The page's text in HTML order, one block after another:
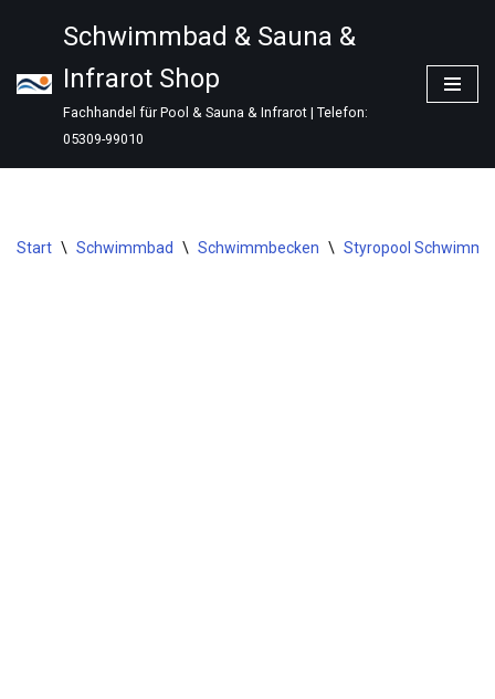
Inhalt
springen
Schwimmbad & Sauna &
Infrarot Shop
Fachhandel für Pool & Sauna & Infrarot | Telefon:
05309-99010
Start \ Schwimmbad \ Schwimmbecken \ Styropool